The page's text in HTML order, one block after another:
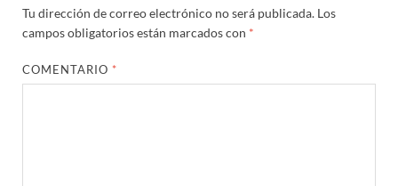
Tu dirección de correo electrónico no será publicada. Los
campos obligatorios están marcados con *
COMENTARIO *